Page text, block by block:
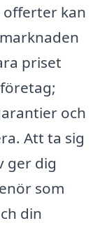
offerter kan
priset
och
Att ta sig
ger dig
som
din